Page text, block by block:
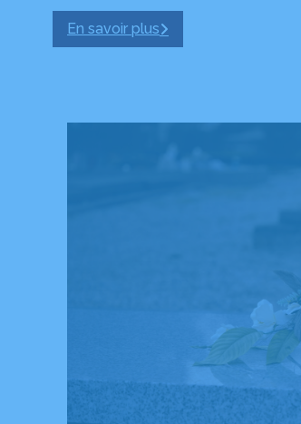
En savoir plus